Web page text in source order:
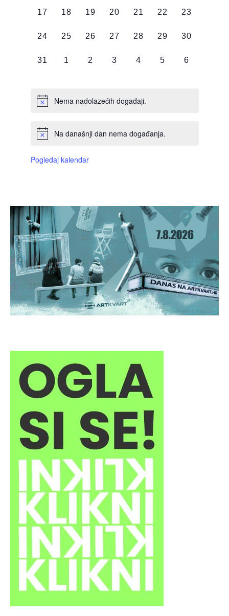
0
17
0
18
0
19
0
20
0
21
0
22
0
23
0
24
0
25
0
26
0
27
0
28
0
29
0
30
0
31
0
1
0
2
0
3
0
4
0
5
0
6
Nema nadolazećih događaji.
Na današnji dan nema događanja.
Pogledaj kalendar